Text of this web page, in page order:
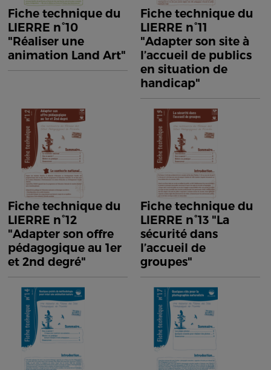
Fiche technique du
LIERRE n°10
"Réaliser une
animation Land Art"
Fiche technique du
LIERRE n°11
"Adapter son site à
l’accueil de publics
en situation de
handicap"
Fiche technique du
LIERRE n°12
"Adapter son offre
pédagogique au 1er
et 2nd degré"
Fiche technique du
LIERRE n°13 "La
sécurité dans
l’accueil de
groupes"